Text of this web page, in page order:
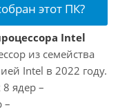
этот ПК?
Intel
из семейства
Intel в 2022 году.
ядер –
–